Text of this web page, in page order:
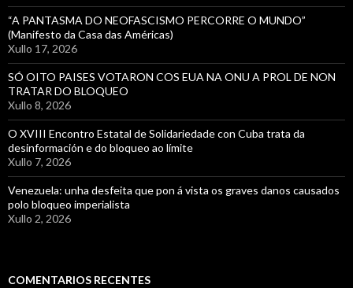
“A PANTASMA DO NEOFASCISMO PERCORRE O MUNDO”
(Manifesto da Casa das Américas)
Xullo 17, 2026
SÓ OITO PAISES VOTARON COS EUA NA ONU A PROL DE NON
TRATAR DO BLOQUEO
Xullo 8, 2026
O XVIII Encontro Estatal de Solidariedade con Cuba trata da
desinformación e do bloqueo ao límite
Xullo 7, 2026
Venezuela: unha desfeita que pon á vista os graves danos causados
polo bloqueo imperialista
Xullo 2, 2026
COMENTARIOS RECENTES